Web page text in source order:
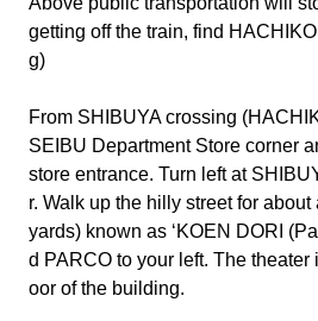
getting off the train, find
g)
From SHIBUYA crossing
SEIBU Department Store corner
store entrance. Turn left at
r. Walk up the hilly street for
yards) known as ‘KOEN DORI
d PARCO to your left. The theater
oor of the building.